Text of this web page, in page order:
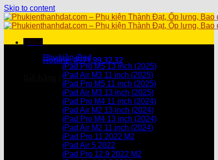
Skip to content
Hotline: 0971.99.32.32
Giỏ hàng /0₫
Chưa có sản phẩm trong giỏ hàng.
Chưa có sản phẩm trong giỏ hàng.
Danh mục sản phẩm
Phụ kiện iPad
iPad Pro M5 13 inch (2025)
iPad Air M3 11 inch (2025)
iPad Pro M5 11 inch (2025)
iPad Air M3 13 inch (2025)
iPad Pro M4 11 inch (2024)
iPad Air M2 13 inch (2024)
iPad Pro M4 13 inch (2024)
iPad Air M2 11 inch (2024)
iPad Pro 11 2022 M2
iPad Air 5 2022
iPad Pro 12.9 2022 M2